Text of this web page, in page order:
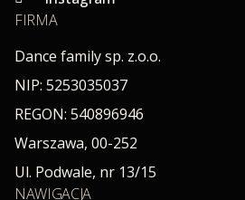
FIRMA
Dance family sp. z.o.o.
NIP: 5253035037
REGON: 540896946
Warszawa, 00-252
Ul. Podwale, nr 13/15
NAWIGACJA